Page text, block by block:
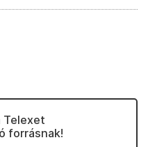
Telexet
forrásnak!